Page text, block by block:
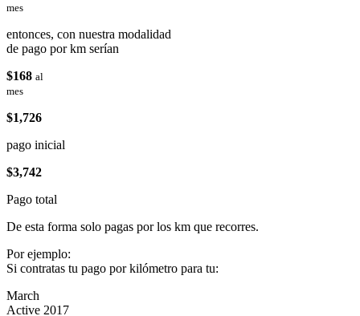
mes
entonces, con nuestra modalidad
de pago por km serían
$168 al
mes
$1,726
pago inicial
$3,742
Pago total
De esta forma solo pagas por los km que recorres.
Por ejemplo:
Si contratas tu pago por kilómetro para tu:
March
Active 2017